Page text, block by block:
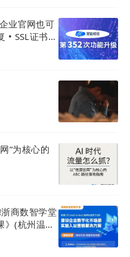
门户与客服机器人集成，
将人工客服从重复性工作
容的创作不再完全依赖
低了知识库的构建、更
，可精准识别知识缺
服务。
业官网也可
• SSL证书配
”为核心的
商数智学堂
》(杭州温州